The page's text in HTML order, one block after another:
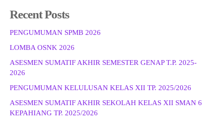
Recent Posts
PENGUMUMAN SPMB 2026
LOMBA OSNK 2026
ASESMEN SUMATIF AKHIR SEMESTER GENAP T.P. 2025-
2026
PENGUMUMAN KELULUSAN KELAS XII TP. 2025/2026
ASESMEN SUMATIF AKHIR SEKOLAH KELAS XII SMAN 6
KEPAHIANG TP. 2025/2026